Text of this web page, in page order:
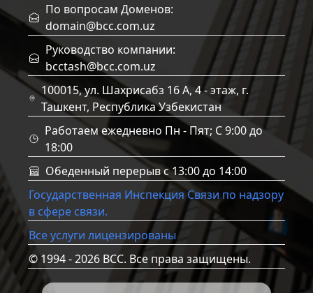
По вопросам Доменов:
domain@bcc.com.uz
Руководство компании:
bcctash@bcc.com.uz
100015, ул. Шахрисабз 16 А, 4 - этаж, г.
Ташкент, Республика Узбекистан
Работаем ежедневно Пн - Пят; C 9:00 до
18:00
Обеденный перерыв с 13:00 до 14:00
Государственная Инспекция Связи по надзору
в сфере связи.
Все услуги лицензированы
© 1994 - 2026 BCC. Все права защищены.